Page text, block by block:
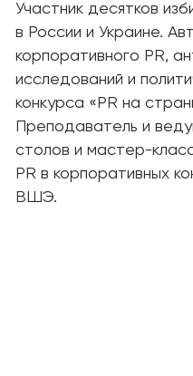
Участник десятков
в России и Украине.
корпоративного PR,
исследований и
конкурса «PR на
Преподаватель и
столов и мастер-
PR в корпоративных
ВШЭ.